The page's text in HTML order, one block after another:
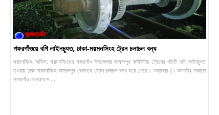
গফরগাঁওয়ে বগি লাইনচ্যুত, ঢাকা-ময়মনসিংহ ট্রেন চলাচল বন্ধ
ময়মনসিংহ অফিস: ময়মনসিংহের গফরগাঁও উপজেলায় জামালপুর কমিউটার ট্রেনের পাঁচটি বগি লাইনচ্যুত
হওয়ায় ঢাকা-ময়মনসিংহ-জামালপুর রেলপথে ট্রেন চলাচল বন্ধ হয়ে গেছে। শুক্রবার (৭ আগস্ট) সকালে
গফরগাঁও রেলওয়ে স্ ...